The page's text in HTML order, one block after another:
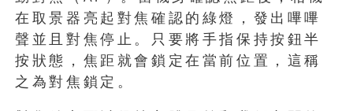
在取景器亮起對焦確認的綠燈，發出嗶嗶
聲並且對焦停止。只要將手指保持按鈕半
按狀態，焦距就會鎖定在當前位置，這稱
之為對焦鎖定。